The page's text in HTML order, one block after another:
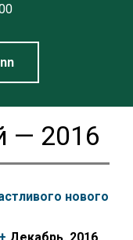
— 2016
нового